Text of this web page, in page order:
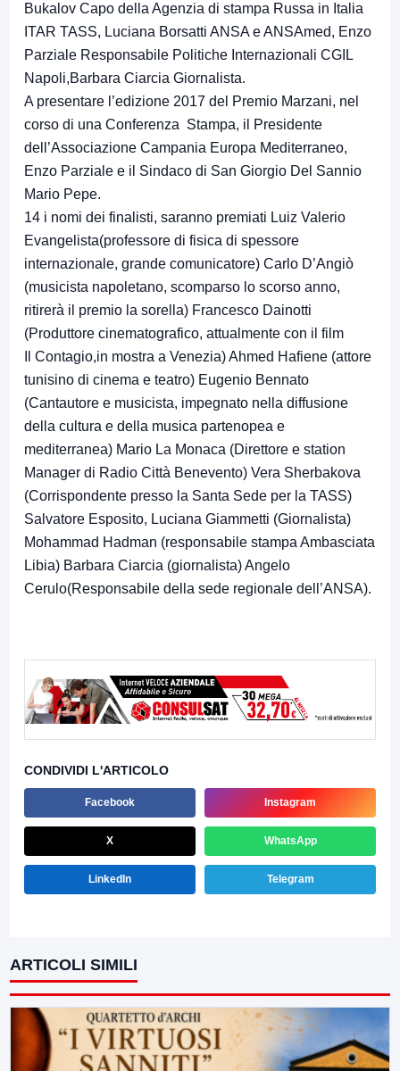
Bukalov Capo della Agenzia di stampa Russa in Italia
ITAR TASS, Luciana Borsatti ANSA e ANSAmed, Enzo
Parziale Responsabile Politiche Internazionali CGIL
Napoli,Barbara Ciarcia Giornalista.
A presentare l’edizione 2017 del Premio Marzani, nel
corso di una Conferenza Stampa, il Presidente
dell’Associazione Campania Europa Mediterraneo,
Enzo Parziale e il Sindaco di San Giorgio Del Sannio
Mario Pepe.
14 i nomi dei finalisti, saranno premiati Luiz Valerio
Evangelista(professore di fisica di spessore
internazionale, grande comunicatore) Carlo D’Angiò
(musicista napoletano, scomparso lo scorso anno,
ritirerà il premio la sorella) Francesco Dainotti
(Produttore cinematografico, attualmente con il film
Il Contagio,in mostra a Venezia) Ahmed Hafiene (attore
tunisino di cinema e teatro) Eugenio Bennato
(Cantautore e musicista, impegnato nella diffusione
della cultura e della musica partenopea e
mediterranea) Mario La Monaca (Direttore e station
Manager di Radio Città Benevento) Vera Sherbakova
(Corrispondente presso la Santa Sede per la TASS)
Salvatore Esposito, Luciana Giammetti (Giornalista)
Mohammad Hadman (responsabile stampa Ambasciata
Libia) Barbara Ciarcia (giornalista) Angelo
Cerulo(Responsabile della sede regionale dell’ANSA).
CONDIVIDI L'ARTICOLO
Facebook Instagram
X WhatsApp
LinkedIn Telegram
ARTICOLI SIMILI